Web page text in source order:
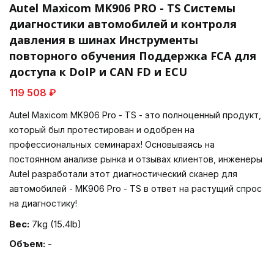
Autel Maxicom MK906 PRO - TS Системы
диагностики автомобилей и контроля
давления в шинах Инструменты
повторного обучения Поддержка FCA для
доступа к DoIP и CAN FD и ECU
119 508 ₽
Autel Maxicom MK906 Pro - TS - это полноценный продукт,
который был протестирован и одобрен на
профессиональных семинарах! Основываясь на
постоянном анализе рынка и отзывах клиентов, инженеры
Autel разработали этот диагностический сканер для
автомобилей - MK906 Pro - TS в ответ на растущий спрос
на диагностику!
Вес: 7kg (15.4lb)
Объем: -